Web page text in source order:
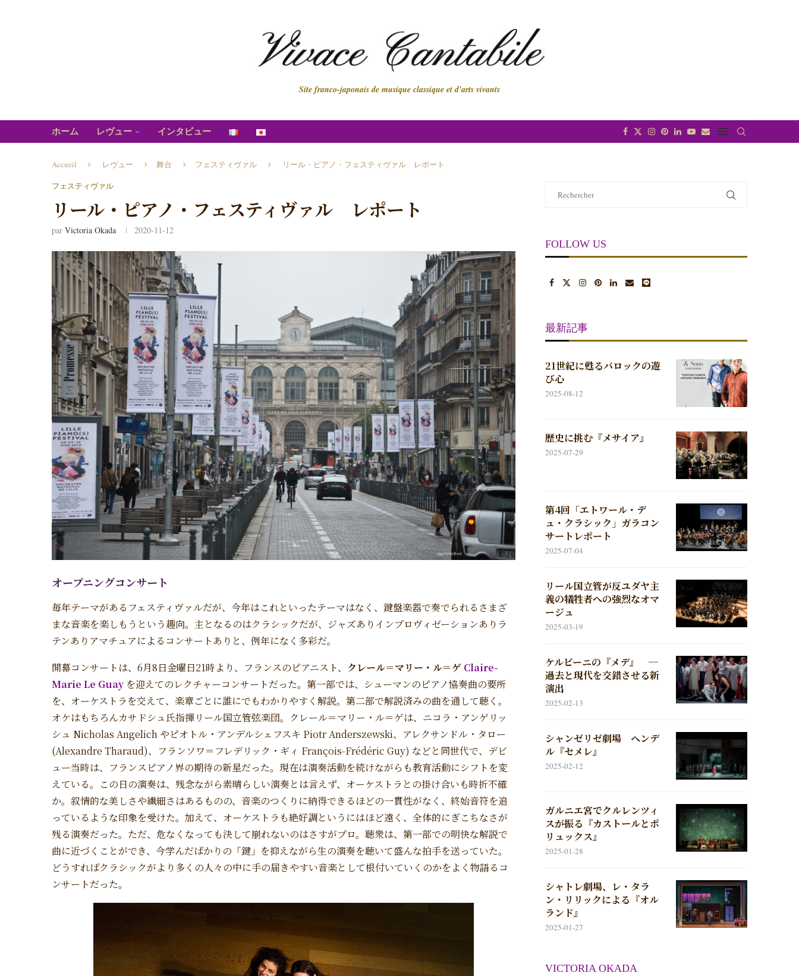
Site franco-japonais de musique classique et d'arts vivants
ホーム レヴュー インタビュー
Accueil レヴュー 舞台 フェスティヴァル
リール・ピアノ・フェスティヴァル レポート
フェスティヴァル
リール・ピアノ・フェスティヴァル レポート
par Victoria Okada 2020-11-12
オープニングコンサート
毎年テーマがあるフェスティヴァルだが、今年はこれといったテーマはなく、鍵盤楽器で奏でられるさまざ
まな音楽を楽しもうという趣向。主となるのはクラシックだが、ジャズありインプロヴィゼーションありラ
テンありアマチュアによるコンサートありと、例年になく多彩だ。
開幕コンサートは、6月8日金曜日21時より、フランスのピアニスト、 クレール＝マリー・ル＝ゲ Claire-
Marie Le Guay を迎えてのレクチャーコンサートだった。第一部では、シューマンのピアノ協奏曲の要所
を、オーケストラを交えて、楽章ごとに誰にでもわかりやすく解説。第二部で解説済みの曲を通して聴く。
オケはもちろんカサドシュ氏指揮リール国立管弦楽団。クレール＝マリー・ル＝ゲは、ニコラ・アンゲリッ
シュ Nicholas Angelich やピオトル・アンデルシェフスキ Piotr Anderszewski、アレクサンドル・タロー
(Alexandre Tharaud)、フランソワ＝フレデリック・ギィ François-Frédéric Guy) などと同世代で、デビ
ュー当時は、フランスピアノ界の期待の新星だった。現在は演奏活動を続けながらも教育活動にシフトを変
えている。この日の演奏は、残念ながら素晴らしい演奏とは言えず、オーケストラとの掛け合いも時折不確
か。叙情的な美しさや繊細さはあるものの、音楽のつくりに納得できるほどの一貫性がなく、終始音符を追
っているような印象を受けた。加えて、オーケストラも絶好調というにはほど遠く、全体的にぎこちなさが
残る演奏だった。ただ、危なくなっても決して崩れないのはさすがプロ。聴衆は、第一部での明快な解説で
曲に近づくことができ、今学んだばかりの「鍵」を抑えながら生の演奏を聴いて盛んな拍手を送っていた。
どうすればクラシックがより多くの人々の中に手の届きやすい音楽として根付いていくのかをよく物語るコ
ンサートだった。
FOLLOW US
最新記事
21世紀に甦るバロックの遊
び心
2025-08-12
歴史に挑む『メサイア』
2025-07-29
第4回「エトワール・デ
ュ・クラシック」ガラコン
サートレポート
2025-07-04
リール国立管が反ユダヤ主
義の犠牲者への強烈なオマ
ージュ
2025-03-19
ケルビーニの『メデ』 ─
過去と現代を交錯させる新
演出
2025-02-13
シャンゼリゼ劇場 ヘンデ
ル『セメレ』
2025-02-12
ガルニエ宮でクルレンツィ
スが振る『カストールとポ
リュックス』
2025-01-28
シャトレ劇場、レ・タラ
ン・リリックによる『オル
ランド』
2025-01-27
VICTORIA OKADA